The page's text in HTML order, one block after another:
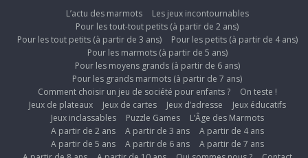
L’actu des marmots
Les jeux incontournables
Pour les tout-tout petits (à partir de 2 ans)
Pour les tout petits (à partir de 3 ans)
Pour les petits (à partir de 4 ans)
Pour les marmots (à partir de 5 ans)
Pour les moyens grands (à partir de 6 ans)
Pour les grands marmots (à partir de 7 ans)
Comment choisir un jeu de société pour enfants ?
On teste !
Jeux de plateaux
Jeux de cartes Jeux d’adresse
Jeux éducatifs
Jeux inclassables
Puzzle Games
L’Âge des Marmots
A partir de 2 ans
A partir de 3 ans
A partir de 4 ans
A partir de 5 ans
A partir de 6 ans
A partir de 7 ans